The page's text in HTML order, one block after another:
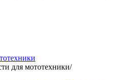
для мототехники/